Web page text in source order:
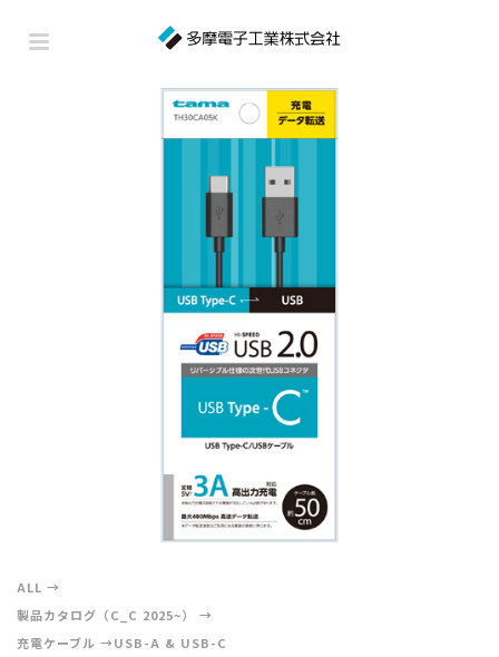
ALL
製品カタログ（C_C 2025~）
充電ケーブル
USB-A & USB-C